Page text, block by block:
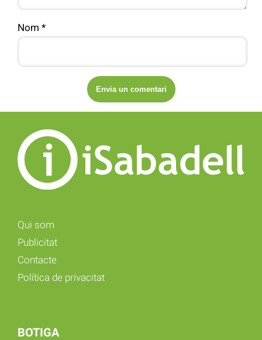
Nom *
Qui som
Publicitat
Contacte
Política de privacitat
BOTIGA